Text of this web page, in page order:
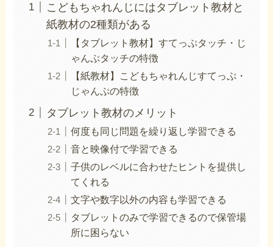
こどもちゃれんじにはタブレット教材と
紙教材の2種類がある
【タブレット教材】すてっぷタッチ・じ
ゃんぷタッチの特徴
【紙教材】こどもちゃれんじすてっぷ・
じゃんぷの特徴
タブレット教材のメリット
何度も同じ問題を繰り返し学習できる
音と映像付で学習できる
子供のレベルに合わせたヒントを提供し
てくれる
文字や数字以外の内容も学習できる
タブレットのみで学習できるので保管場
所に困らない